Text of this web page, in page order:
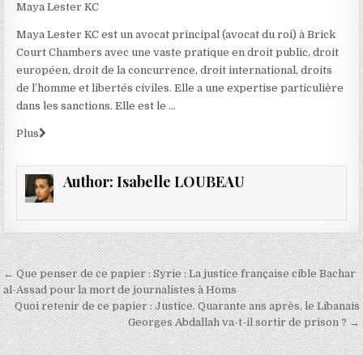
Maya Lester KC
Maya Lester KC est un avocat principal (avocat du roi) à Brick
Court Chambers avec une vaste pratique en droit public, droit
européen, droit de la concurrence, droit international, droits
de l’homme et libertés civiles. Elle a une expertise particulière
dans les sanctions. Elle est le …
Plus
Author: Isabelle LOUBEAU
Navigation
de
l’article
← Que penser de ce papier : Syrie : La justice française cible Bachar
al-Assad pour la mort de journalistes à Homs
Quoi retenir de ce papier : Justice. Quarante ans après, le Libanais
Georges Abdallah va-t-il sortir de prison ? →